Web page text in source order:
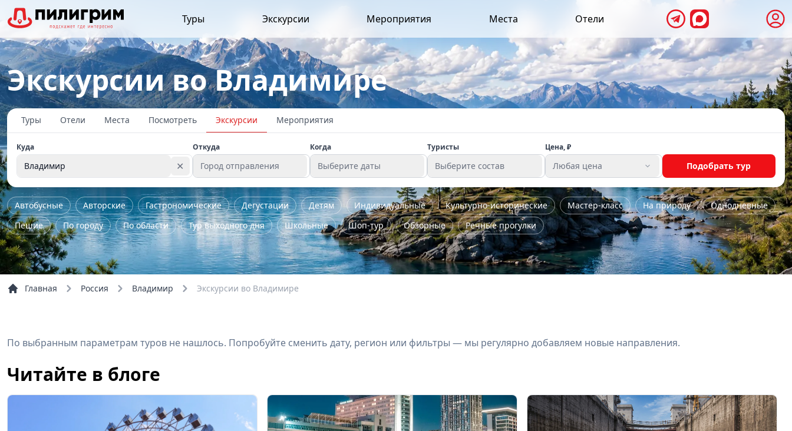
Туры Экскурсии Мероприятия Места Отели
Экскурсии во Владимире
Туры Отели Места Посмотреть Экскурсии Мероприятия
Куда
Владимир ✕
Откуда
Город отправления
Когда
Выберите даты
Туристы
Выберите состав
Цена, ₽
Любая цена Подобрать тур
Автобусные Авторские Гастрономические Дегустации Детям Индивидуальные Культурно-исторические Мастер-класс На природу
Однодневные
Пешие
По городу По области Тур выходного дня Школьные Шоп-тур Обзорные Речные прогулки
Главная Россия Владимир Экскурсии во Владимире
По выбранным параметрам туров не нашлось. Попробуйте сменить дату, регион или фильтры — мы регулярно добавляем новые направления.
Читайте в блоге